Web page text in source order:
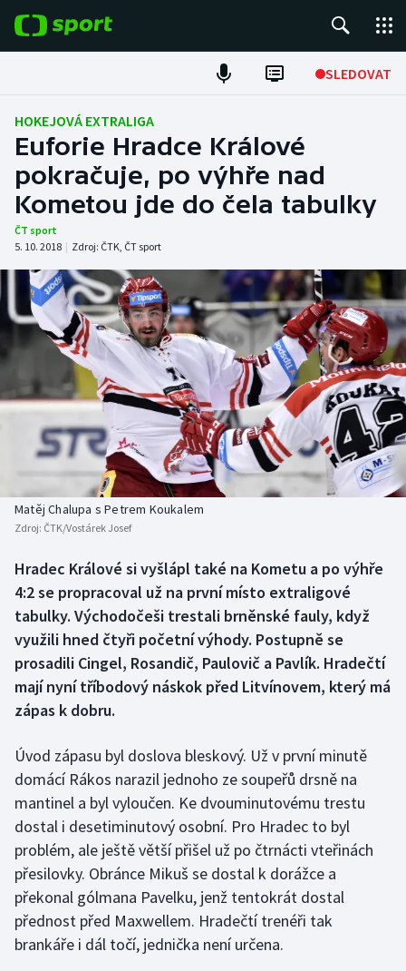
SLEDOVAT
Fotbal
Hokej
Tenis
Atletika
Cyklistika
DALŠÍ SPORTY
Americký fotbal
Basketbal
Biatlon
Box
Curling
Dostihy
Florbal
Futsal
Golf
Gymnastika
Házená
Jezdectví
NEPŘEHLÉDNĚTE
Historické návraty
Aplikace ČT sport
HOKEJOVÁ EXTRALIGA
Euforie Hradce Králové
pokračuje, po výhře nad
Kometou jde do čela tabulky
ČT sport
5. 10. 2018 | Zdroj: ČTK, ČT sport
Matěj Chalupa s Petrem Koukalem
Zdroj: ČTK/Vostárek Josef
Hradec Králové si vyšlápl také na Kometu a po výhře
4:2 se propracoval už na první místo extraligové
tabulky. Východočeši trestali brněnské fauly, když
využili hned čtyři početní výhody. Postupně se
prosadili Cingel, Rosandič, Paulovič a Pavlík. Hradečtí
mají nyní tříbodový náskok před Litvínovem, který má
zápas k dobru.
Úvod zápasu byl doslova bleskový. Už v první minutě
domácí Rákos narazil jednoho ze soupeřů drsně na
mantinel a byl vyloučen. Ke dvouminutovému trestu
dostal i desetiminutový osobní. Pro Hradec to byl
problém, ale ještě větší přišel už po čtrnácti vteřinách
přesilovky. Obránce Mikuš se dostal k dorážce a
překonal gólmana Pavelku, jenž tentokrát dostal
přednost před Maxwellem. Hradečtí trenéři tak
brankáře i dál točí, jednička není určena.